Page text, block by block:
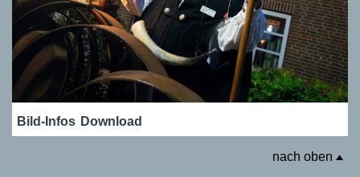
Bild-Infos Download
nach oben